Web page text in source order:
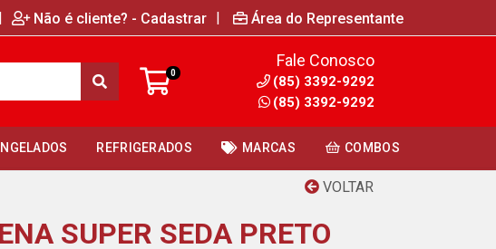
| Não é cliente? - Cadastrar | Área do Representante
0
Fale Conosco
(85) 3392-9292
(85) 3392-9292
REFRIGERADOS MARCAS COMBOS
VOLTAR
SUPER SEDA PRETO